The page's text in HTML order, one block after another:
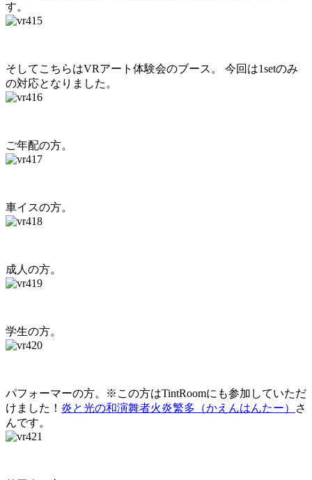
す。
そしてこちらはVRアート体験会のブース。 今回は1setのみ
の対応となりました。
ご年配の方。
車イスの方。
成人の方。
学生の方。
パフォーマーの方。※この方はTintRoomにも参加していただ
けました！ 炎と光の和演舞者火炎繁多（かえんはんたー）
さ
んです。